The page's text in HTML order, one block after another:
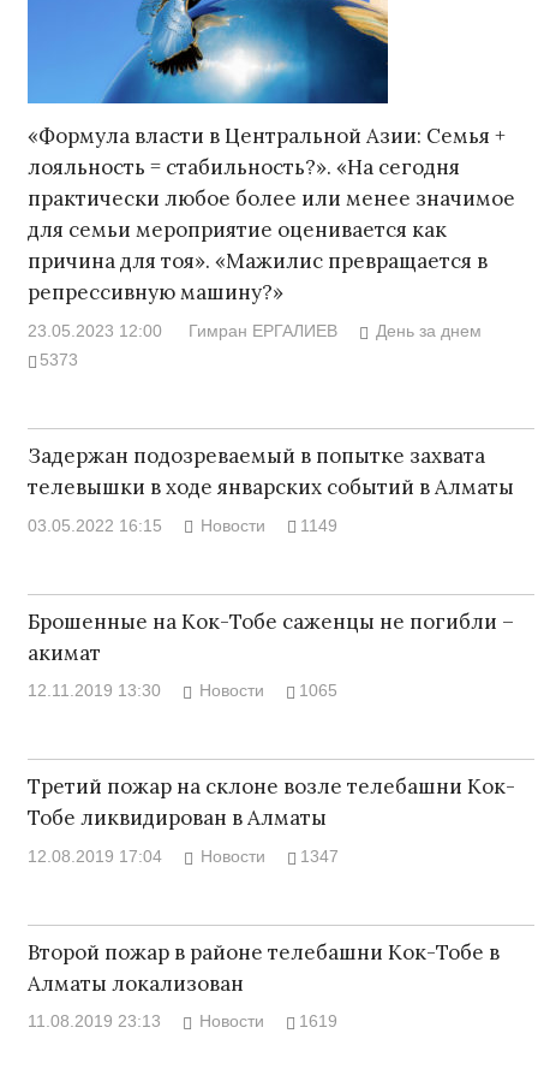
«Формула власти в Центральной Азии: Семья +
лояльность = стабильность?». «На сегодня
практически любое более или менее значимое
для семьи мероприятие оценивается как
причина для тоя». «Мажилис превращается в
репрессивную машину?»
23.05.2023 12:00 Гимран ЕРГАЛИЕВ
День за днем
5373
Задержан подозреваемый в попытке захвата
телевышки в ходе январских событий в Алматы
03.05.2022 16:15 Новости 1149
Брошенные на Кок-Тобе саженцы не погибли –
акимат
12.11.2019 13:30 Новости 1065
Третий пожар на склоне возле телебашни Кок-
Тобе ликвидирован в Алматы
12.08.2019 17:04 Новости 1347
Второй пожар в районе телебашни Кок-Тобе в
Алматы локализован
11.08.2019 23:13 Новости 1619